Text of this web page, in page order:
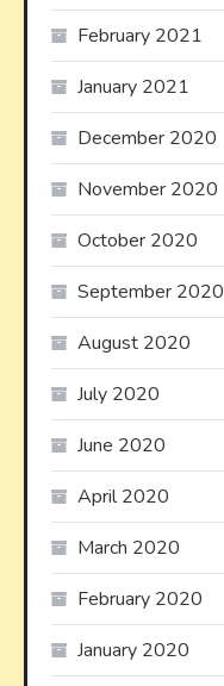
February 2021
January 2021
December 2020
November 2020
October 2020
September 2020
August 2020
July 2020
June 2020
April 2020
March 2020
February 2020
January 2020